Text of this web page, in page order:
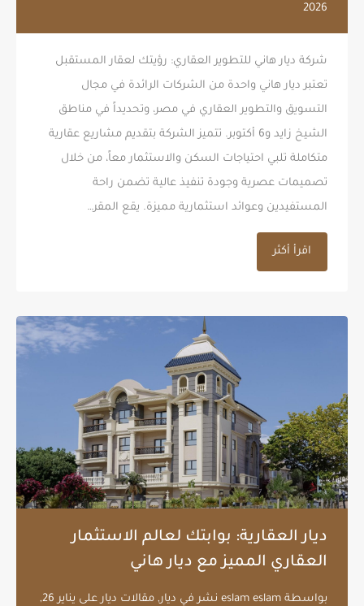
2026
شركة ديار هاني للتطوير العقاري: رؤيتك لعقار المستقبل
تعتبر ديار هاني واحدة من الشركات الرائدة في مجال
التسويق والتطوير العقاري في مصر، وتحديداً في مناطق
الشيخ زايد و6 أكتوبر. تتميز الشركة بتقديم مشاريع عقارية
متكاملة تلبي احتياجات السكن والاستثمار معاً، من خلال
تصميمات عصرية وجودة تنفيذ عالية تضمن راحة
المستفيدين وعوائد استثمارية مميزة. يقع المقر…
اقرأ أكثر
ديار العقارية: بوابتك لعالم الاستثمار
العقاري المميز مع ديار هاني
بواسطة eslam eslam نشر في ديار , مقالات ديار على
يناير 26,